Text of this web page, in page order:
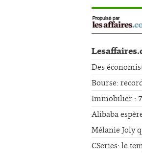
Des
Bourse:
Immobilier :
Alibaba
Mélanie Joly
CSeries: le